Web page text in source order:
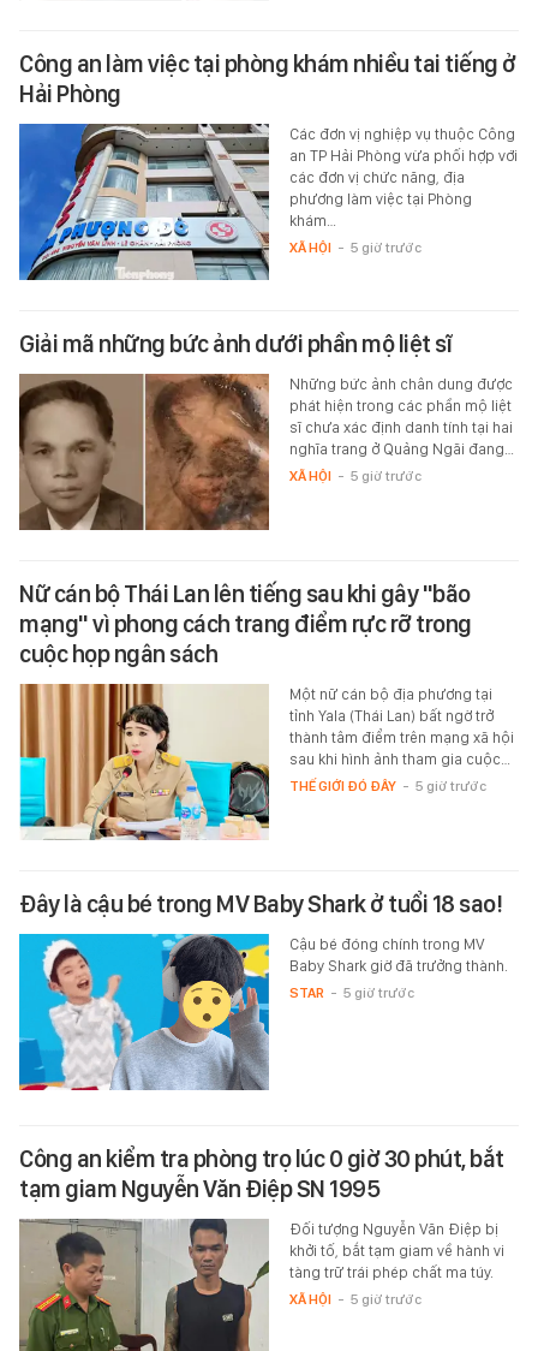
Công an làm việc tại phòng khám nhiều tai tiếng ở
Hải Phòng
Các đơn vị nghiệp vụ thuộc Công
an TP Hải Phòng vừa phối hợp với
các đơn vị chức năng, địa
phương làm việc tại Phòng
khám…
XÃ HỘI - 5 giờ trước
Giải mã những bức ảnh dưới phần mộ liệt sĩ
Những bức ảnh chân dung được
phát hiện trong các phần mộ liệt
sĩ chưa xác định danh tính tại hai
nghĩa trang ở Quảng Ngãi đang…
XÃ HỘI - 5 giờ trước
Nữ cán bộ Thái Lan lên tiếng sau khi gây "bão
mạng" vì phong cách trang điểm rực rỡ trong
cuộc họp ngân sách
Một nữ cán bộ địa phương tại
tỉnh Yala (Thái Lan) bất ngờ trở
thành tâm điểm trên mạng xã hội
sau khi hình ảnh tham gia cuộc…
THẾ GIỚI ĐÓ ĐÂY - 5 giờ trước
Đây là cậu bé trong MV Baby Shark ở tuổi 18 sao!
Cậu bé đóng chính trong MV
Baby Shark giờ đã trưởng thành.
STAR - 5 giờ trước
Công an kiểm tra phòng trọ lúc 0 giờ 30 phút, bắt
tạm giam Nguyễn Văn Điệp SN 1995
Đối tượng Nguyễn Văn Điệp bị
khởi tố, bắt tạm giam về hành vi
tàng trữ trái phép chất ma túy.
XÃ HỘI - 5 giờ trước